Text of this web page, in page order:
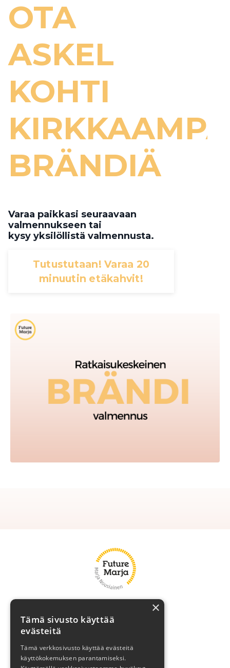
OTA
ASKEL
KOHTI
BRÄNDIÄ
Varaa paikkasi seuraavaan
valmennukseen tai
kysy yksilöllistä valmennusta.
Tutustutaan! Varaa 20
minuutin etäkahvit!
Brändivalmennus
Blogi
×
Tämä sivusto käyttää
evästeitä
Tämä verkkosivusto käyttää evästeitä
käyttökokemuksen parantamiseksi.